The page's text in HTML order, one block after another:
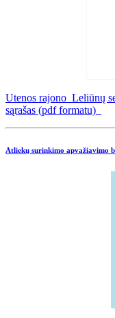
Utenos rajono Leliūnų
sąrašas (pdf formatu)
Atliekų surinkimo apvažiavimo